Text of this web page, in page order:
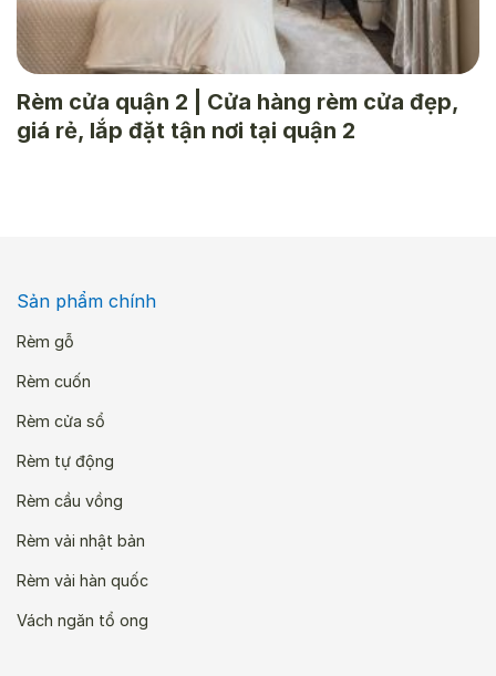
Rèm cửa quận 2 | Cửa hàng rèm cửa đẹp,
giá rẻ, lắp đặt tận nơi tại quận 2
Sản phẩm chính
Rèm gỗ
Rèm cuốn
Rèm cửa sổ
Rèm tự động
Rèm cầu vồng
Rèm vải nhật bản
Rèm vải hàn quốc
Vách ngăn tổ ong